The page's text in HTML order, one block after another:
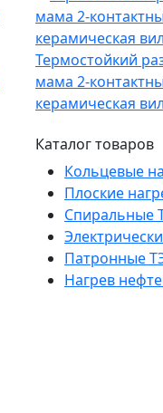
Термостойкий
мама 2-
керамическая
Каталог товаров
Кольцевые
Плоские
Спиральные
Патронные
Нагрев